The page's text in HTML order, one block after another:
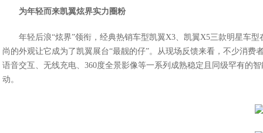
为年轻而来凯翼炫界实力圈粉
年轻后浪“炫界”领衔，经典热销车型凯翼X3、凯翼X5三款明星车型
尚的外观让它成为了凯翼展台“最靓的仔”。从现场反馈来看，不少消
语音交互、无线充电、360度全景影像等一系列成熟稳定且同级罕有的
动。